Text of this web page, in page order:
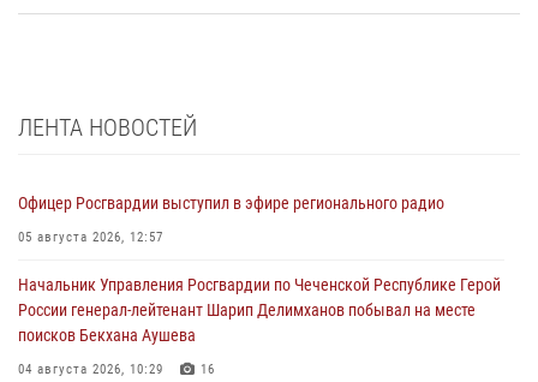
ЛЕНТА НОВОСТЕЙ
Офицер Росгвардии выступил в эфире регионального радио
05 августа 2026, 12:57
Начальник Управления Росгвардии по Чеченской Республике Герой
России генерал-лейтенант Шарип Делимханов побывал на месте
поисков Бекхана Аушева
04 августа 2026, 10:29 16